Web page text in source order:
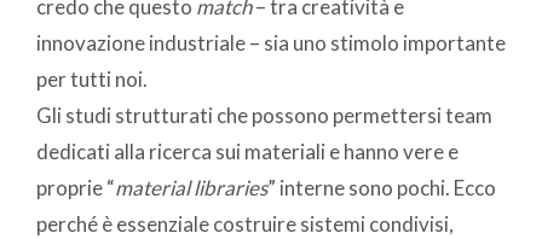
credo che questo match– tra creatività e
innovazione industriale – sia uno stimolo importante
per tutti noi.
Gli studi strutturati che possono permettersi team
dedicati alla ricerca sui materiali e hanno vere e
proprie “material libraries” interne sono pochi. Ecco
perché è essenziale costruire sistemi condivisi,